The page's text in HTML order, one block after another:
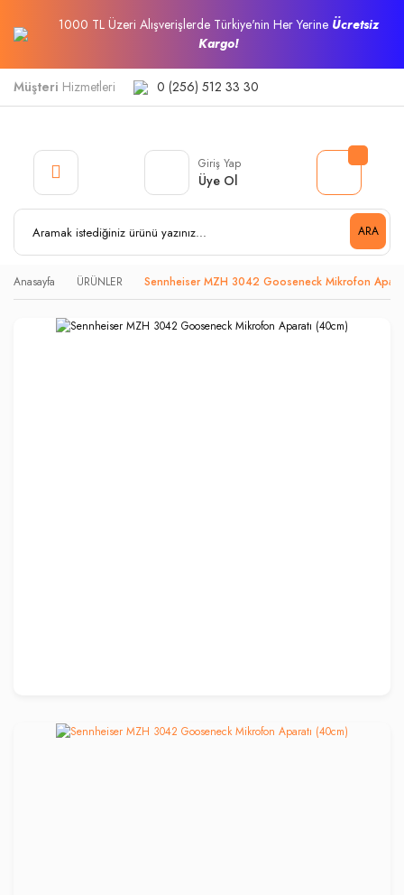
1000 TL Üzeri Alışverişlerde Türkiye'nin Her Yerine Ücretsiz
Kargo!
Müşteri Hizmetleri 0 (256) 512 33 30
ARA
Giriş Yap
Üye Ol
Anasayfa ÜRÜNLER Sennheiser MZH 3042 Gooseneck Mikrofon